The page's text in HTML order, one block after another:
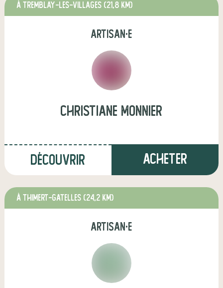
à TREMBLAY-LES-VILLAGES (21,8 km)
artisan·e
christiane monnier
Découvrir Acheter
à THIMERT-GATELLES (24,2 km)
artisan·e